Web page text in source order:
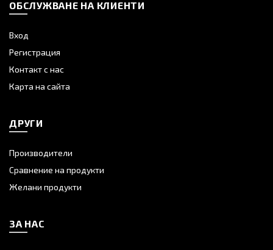
ОБСЛУЖВАНЕ НА КЛИЕНТИ
Вход
Регистрация
Контакт с нас
Карта на сайта
ДРУГИ
Производители
Сравнение на продукти
Желани продукти
ЗА НАС